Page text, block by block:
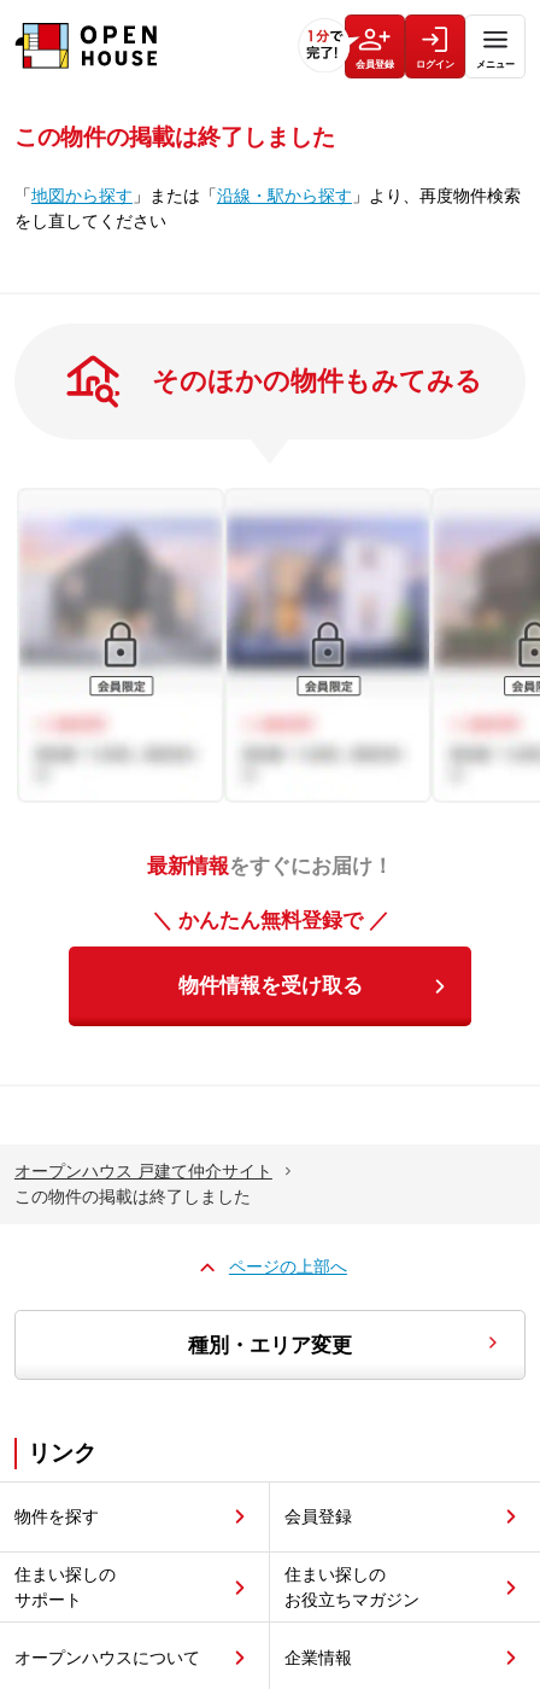
会員登録 ログイン メニュー
この物件の掲載は終了しました
「地図から探す 」 または 「沿線・駅から探す 」 より、再度物件検索
をし直してください
そのほかの物件もみてみる
最新情報をすぐにお届け！
＼ かんたん無料登録で ／
物件情報を受け取る
オープンハウス 戸建て仲介サイト
この物件の掲載は終了しました
ページの上部へ
種別・エリア変更
リンク
物件を探す 会員登録
住まい探しの
サポート
住まい探しの
お役立ちマガジン
オープンハウスについて 企業情報